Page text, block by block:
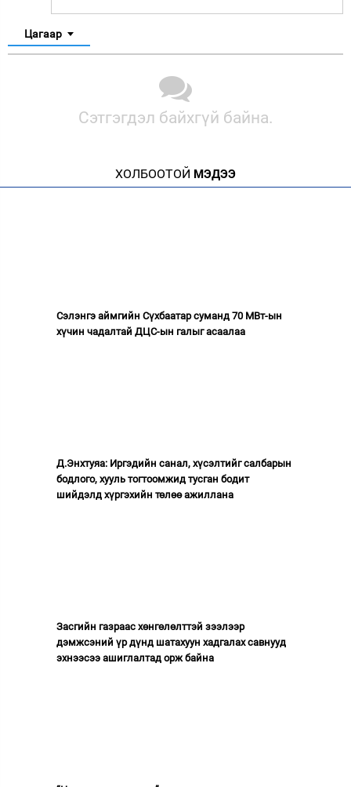
Цагаар
Сэтгэгдэл байхгүй байна.
ХОЛБООТОЙ МЭДЭЭ
Сэлэнгэ аймгийн Сүхбаатар суманд 70 МВт-ын
хүчин чадалтай ДЦС-ын галыг асаалаа
Д.Энхтуяа: Иргэдийн санал, хүсэлтийг салбарын
бодлого, хууль тогтоомжид тусган бодит
шийдэлд хүргэхийн төлөө ажиллана
Засгийн газраас хөнгөлөлттэй зээлээр
дэмжсэний үр дүнд шатахуун хадгалах савнууд
эхнээсээ ашиглалтад орж байна